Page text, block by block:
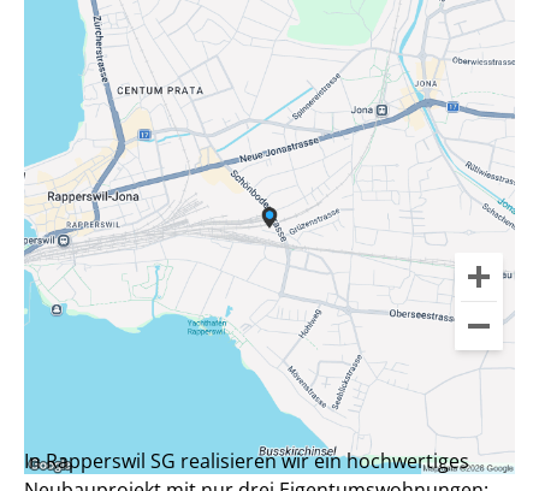
In Rapperswil SG realisieren wir ein hochwertiges